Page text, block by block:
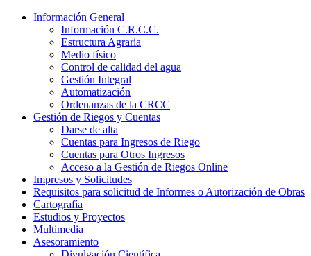
Información General
Información C.R.C.C.
Estructura Agraria
Medio físico
Control de calidad del agua
Gestión Integral
Automatización
Ordenanzas de la CRCC
Gestión de Riegos y Cuentas
Darse de alta
Cuentas para Ingresos de Riego
Cuentas para Otros Ingresos
Acceso a la Gestión de Riegos Online
Impresos y Solicitudes
Requisitos para solicitud de Informes o Autorización de Obras
Cartografía
Estudios y Proyectos
Multimedia
Asesoramiento